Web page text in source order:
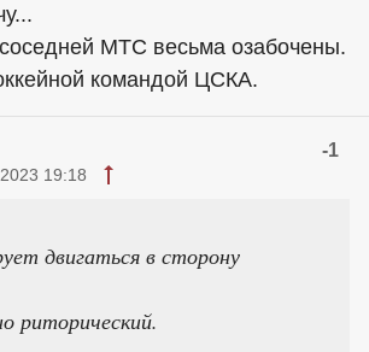
МТС весьма озабочены.
командой ЦСКА.
-1
19:18
двигаться в сторону
риторический.